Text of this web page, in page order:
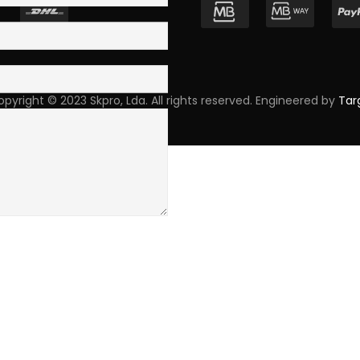
© 2023 Skpro, Lda. All rights reserved. Engineered by